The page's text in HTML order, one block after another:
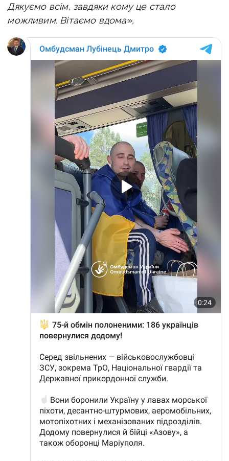
Дякуємо всім, завдяки кому це стало
можливим. Вітаємо вдома»,